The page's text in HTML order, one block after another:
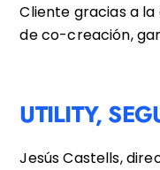
Cliente gracias a
de co-creación,
UTILITY,
Jesús Castells,